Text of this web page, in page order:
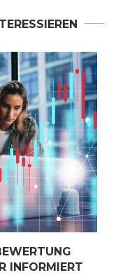
INFORMIERT